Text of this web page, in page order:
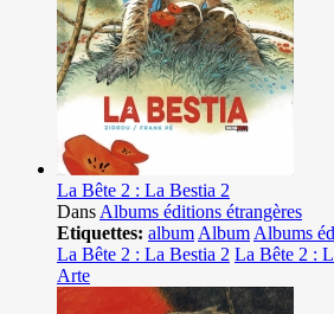
La Bête 2 : La Bestia 2
DansAlbums éditions étrangères
Etiquettes: albumAlbumAlbums
La Bête 2 : La Bestia 2 La Bête 2 :
Arte